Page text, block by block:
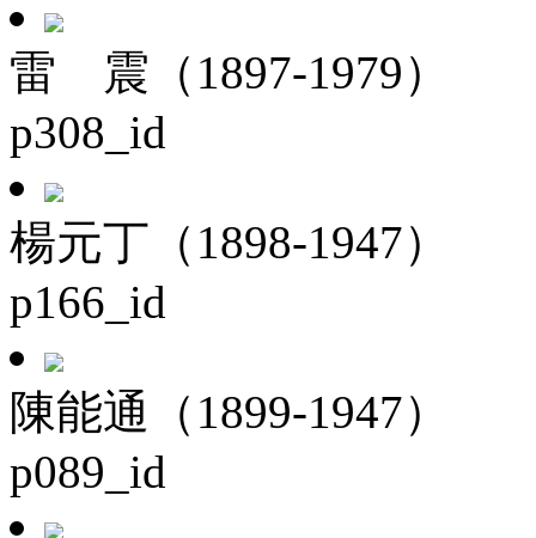
雷 震（1897-1979）
p308_id
楊元丁（1898-1947）
p166_id
陳能通（1899-1947）
p089_id